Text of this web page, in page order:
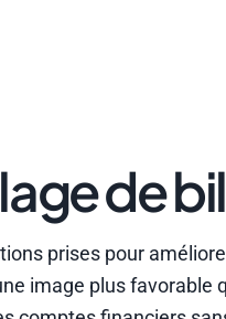
de
prises pour
image plus favorable